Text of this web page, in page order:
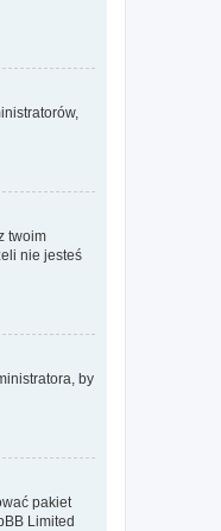
twoim
nie jesteś
by
pakiet
Limited